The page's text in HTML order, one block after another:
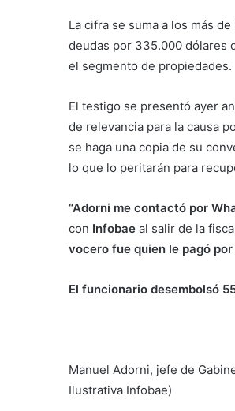
La cifra se suma a los más
deudas por 335.000 dólares
el segmento de propiedades.
El testigo se presentó ayer
de relevancia para la causa
se haga una copia de su
lo que lo peritarán para
“Adorni me contactó por
con Infobae al salir de la
vocero fue quien le pagó
El funcionario desembolsó
Manuel Adorni, jefe de
Ilustrativa Infobae)